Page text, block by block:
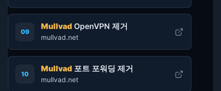
09
MullvadOpenVPN 제거
mullvad.net
10
Mullvad포트 포워딩 제거
mullvad.net